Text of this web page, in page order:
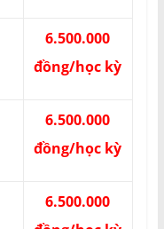
6.500.000
đồng/học kỳ
6.500.000
đồng/học kỳ
6.500.000